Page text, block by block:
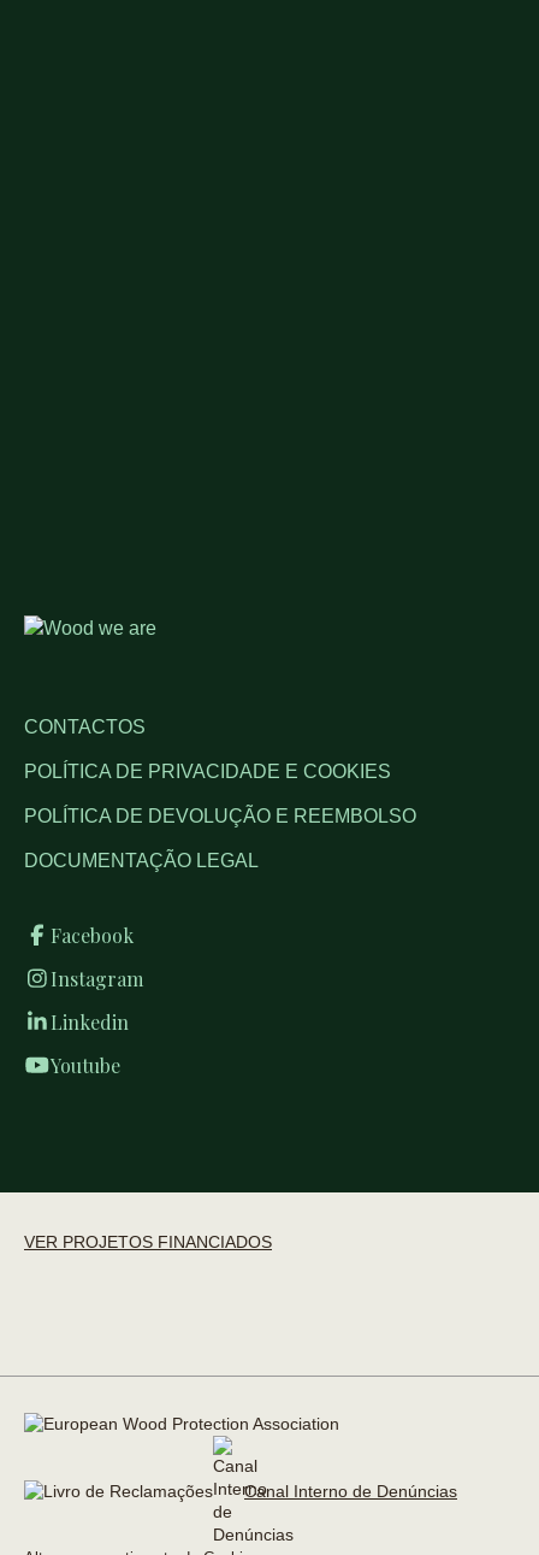
CONTACTOS
POLÍTICA DE PRIVACIDADE E COOKIES
POLÍTICA DE DEVOLUÇÃO E REEMBOLSO
DOCUMENTAÇÃO LEGAL
Facebook
Instagram
Linkedin
Youtube
VER PROJETOS FINANCIADOS
Canal Interno de Denúncias